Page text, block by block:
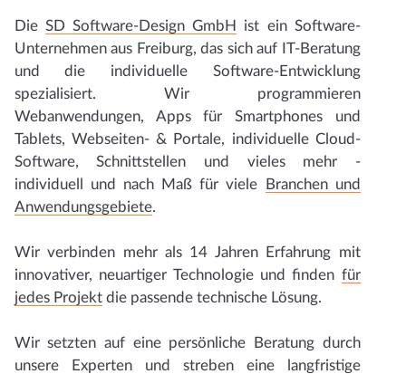
Die SD Software-Design GmbH
ist ein Software-
Unternehmen aus Freiburg, das sich auf IT-Beratung
und die individuelle Software-Entwicklung
spezialisiert. Wir programmieren
Webanwendungen, Apps für Smartphones und
Tablets, Webseiten- & Portale, individuelle Cloud-
Software, Schnittstellen und vieles mehr -
individuell und nach Maß für viele
Branchen und
Anwendungsgebiete.
Wir verbinden mehr als 14 Jahren Erfahrung mit
innovativer, neuartiger Technologie und finden für
jedes Projektdie passende technische Lösung.
Wir setzten auf eine persönliche Beratung durch
unsere Experten und streben eine langfristige